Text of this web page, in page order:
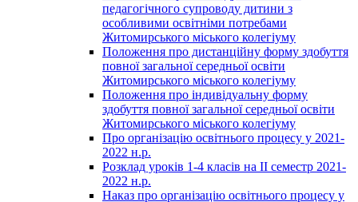
педагогічного супроводу дитини з
особливими освітніми потребами
Житомирського міського колегіуму
Положення про дистанційну форму здобуття
повної загальної середньої освіти
Житомирського міського колегіуму
Положення про індивідуальну форму
здобуття повної загальної середньої освіти
Житомирського міського колегіуму
Про організацію освітнього процесу у 2021-
2022 н.р.
Розклад уроків 1-4 класів на ІІ семестр 2021-
2022 н.р.
Наказ про організацію освітнього процесу у